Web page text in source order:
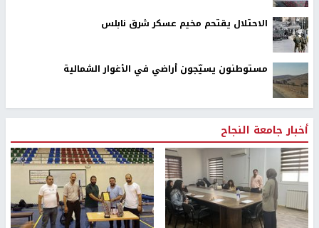
الاحتلال يقتحم مخيم عسكر شرق نابلس
مستوطنون يسيّجون أراضي في الأغوار الشمالية
أخبار جامعة النجاح